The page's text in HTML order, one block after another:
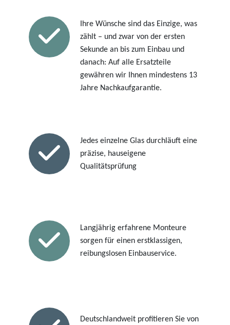
Ihre Wünsche sind das Einzige, was
zählt – und zwar von der ersten
Sekunde an bis zum Einbau und
danach: Auf alle Ersatzteile
gewähren wir Ihnen mindestens 13
Jahre Nachkaufgarantie.
Jedes einzelne Glas durchläuft eine
präzise, hauseigene
Qualitätsprüfung
Langjährig erfahrene Monteure
sorgen für einen erstklassigen,
reibungslosen Einbauservice.
Deutschlandweit profitieren Sie von